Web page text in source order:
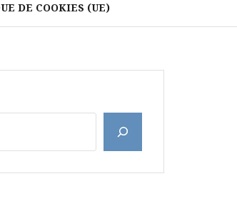
DE COOKIES (UE)